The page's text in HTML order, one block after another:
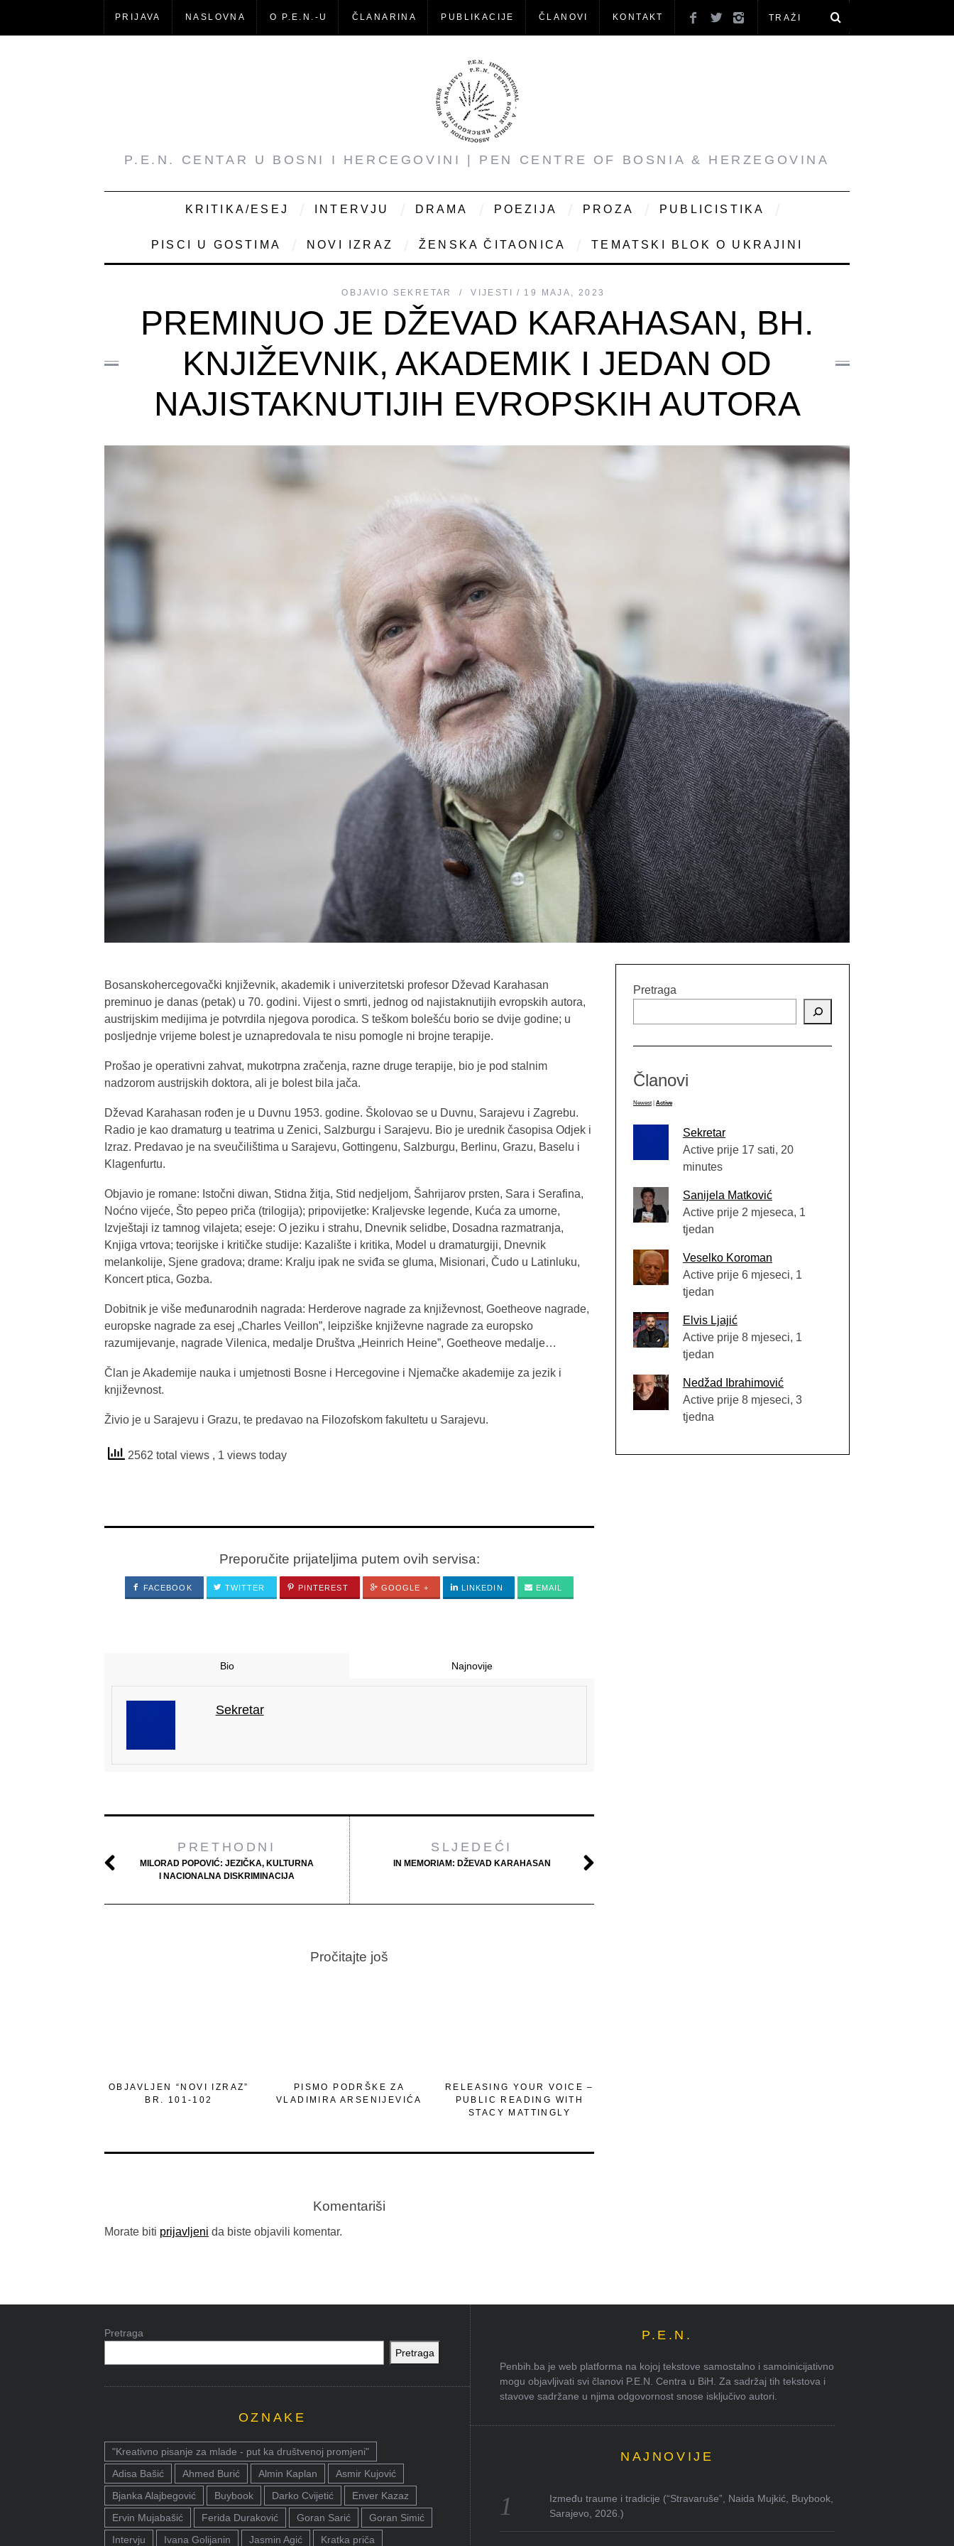
PRIJAVA NASLOVNA O P.E.N.-U ČLANARINA PUBLIKACIJE ČLANOVI KONTAKT
P.E.N. CENTAR U BOSNI I HERCEGOVINI | PEN CENTRE OF BOSNIA & HERZEGOVINA
KRITIKA/ESEJ INTERVJU DRAMA POEZIJA PROZA PUBLICISTIKA
PISCI U GOSTIMA NOVI IZRAZ ŽENSKA ČITAONICA TEMATSKI BLOK O UKRAJINI
OBJAVIO SEKRETAR VIJESTI 19 MAJA, 2023
PREMINUO JE DŽEVAD KARAHASAN, BH.
KNJIŽEVNIK, AKADEMIK I JEDAN OD
NAJISTAKNUTIJIH EVROPSKIH AUTORA
Bosanskohercegovački književnik, akademik i univerzitetski profesor Dževad Karahasan
preminuo je danas (petak) u 70. godini. Vijest o smrti, jednog od najistaknutijih evropskih autora,
austrijskim medijima je potvrdila njegova porodica. S teškom bolešću borio se dvije godine; u
posljednje vrijeme bolest je uznapredovala te nisu pomogle ni brojne terapije.
Prošao je operativni zahvat, mukotrpna zračenja, razne druge terapije, bio je pod stalnim
nadzorom austrijskih doktora, ali je bolest bila jača.
Dževad Karahasan rođen je u Duvnu 1953. godine. Školovao se u Duvnu, Sarajevu i Zagrebu.
Radio je kao dramaturg u teatrima u Zenici, Salzburgu i Sarajevu. Bio je urednik časopisa Odjek i
Izraz. Predavao je na sveučilištima u Sarajevu, Gottingenu, Salzburgu, Berlinu, Grazu, Baselu i
Klagenfurtu.
Objavio je romane: Istočni diwan, Stidna žitja, Stid nedjeljom, Šahrijarov prsten, Sara i Serafina,
Noćno vijeće, Što pepeo priča (trilogija); pripovijetke: Kraljevske legende, Kuća za umorne,
Izvještaji iz tamnog vilajeta; eseje: O jeziku i strahu, Dnevnik selidbe, Dosadna razmatranja,
Knjiga vrtova; teorijske i kritičke studije: Kazalište i kritika, Model u dramaturgiji, Dnevnik
melankolije, Sjene gradova; drame: Kralju ipak ne sviđa se gluma, Misionari, Čudo u Latinluku,
Koncert ptica, Gozba.
Dobitnik je više međunarodnih nagrada: Herderove nagrade za književnost, Goetheove nagrade,
europske nagrade za esej „Charles Veillon”, leipziške književne nagrade za europsko
razumijevanje, nagrade Vilenica, medalje Društva „Heinrich Heine”, Goetheove medalje…
Član je Akademije nauka i umjetnosti Bosne i Hercegovine i Njemačke akademije za jezik i
književnost.
Živio je u Sarajevu i Grazu, te predavao na Filozofskom fakultetu u Sarajevu.
2562 total views , 1 views today
Preporučite prijateljima putem ovih servisa:
FACEBOOK TWITTER PINTEREST GOOGLE + LINKEDIN EMAIL
Bio Najnovije
Sekretar
PRETHODNI
MILORAD POPOVIĆ: JEZIČKA, KULTURNA
I NACIONALNA DISKRIMINACIJA
SLJEDEĆI
IN MEMORIAM: DŽEVAD KARAHASAN
Pročitajte još
OBJAVLJEN “NOVI IZRAZ”
BR. 101-102
PISMO PODRŠKE ZA
VLADIMIRA ARSENIJEVIĆA
RELEASING YOUR VOICE –
PUBLIC READING WITH
STACY MATTINGLY
Komentariši
Morate biti prijavljeni da biste objavili komentar.
Pretraga
Članovi
Newest Active
Sekretar
Active prije 17 sati, 20
minutes
Sanijela Matković
Active prije 2 mjeseca, 1
tjedan
Veselko Koroman
Active prije 6 mjeseci, 1
tjedan
Elvis Ljajić
Active prije 8 mjeseci, 1
tjedan
Nedžad Ibrahimović
Active prije 8 mjeseci, 3
tjedna
Pretraga
Pretraga
OZNAKE
"Kreativno pisanje za mlade - put ka društvenoj promjeni"
Adisa Bašić
Ahmed Burić Almin Kaplan
Asmir Kujović
Bjanka Alajbegović
Buybook Darko Cvijetić
Enver Kazaz
Ervin Mujabašić
Ferida Duraković Goran Sarić
Goran Simić
Intervju
Ivana Golijanin Jasmin Agić Kratka priča
P.E.N.
Penbih.ba je web platforma na kojoj tekstove samostalno i samoinicijativno
mogu objavljivati svi članovi P.E.N. Centra u BiH. Za sadržaj tih tekstova i
stavove sadržane u njima odgovornost snose isključivo autori.
NAJNOVIJE
Između traume i tradicije (“Stravaruše”, Naida Mujkić, Buybook,
Sarajevo, 2026.)